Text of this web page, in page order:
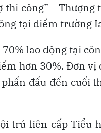
công” -
tại điểm trường
lao động tại
hơn 30%. Đơn
đấu đến cuối
trú liên cấp Tiểu